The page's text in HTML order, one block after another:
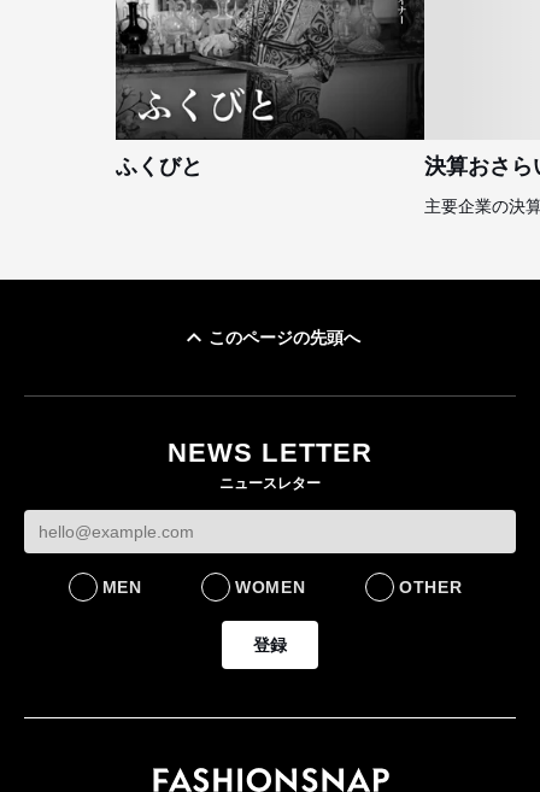
ふくびと 決算おさら
主要企業の決
このページの先頭へ
NEWS LETTER
ニュースレター
MEN WOMEN OTHER
登録